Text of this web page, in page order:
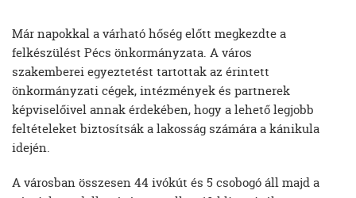
Már napokkal a várható hőség előtt megkezdte a
felkészülést Pécs önkormányzata. A város
szakemberei egyeztetést tartottak az érintett
önkormányzati cégek, intézmények és partnerek
képviselőivel annak érdekében, hogy a lehető legjobb
feltételeket biztosítsák a lakosság számára a kánikula
idején.
A városban összesen 44 ivókút és 5 csobogó áll majd a